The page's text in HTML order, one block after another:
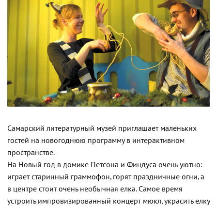
Самарский литературный музей приглашает маленьких
гостей на новогоднюю программу в интерактивном
пространстве.
На Новый год в домике Петсона и Финдуса очень уютно:
играет старинный граммофон, горят праздничные огни, а
в центре стоит очень необычная елка. Самое время
устроить импровизированный концерт мюкл, украсить елку